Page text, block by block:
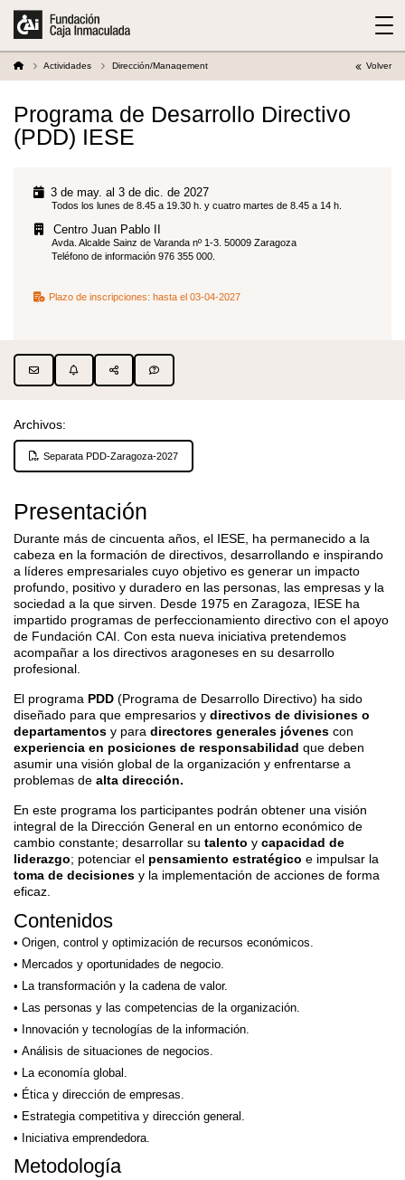
Actividades Dirección/Management Volver
Programa de Desarrollo Directivo
(PDD) IESE
3 de may. al 3 de dic. de 2027
Todos los lunes de 8.45 a 19.30 h. y cuatro martes de 8.45 a 14 h.
Centro Juan Pablo II
Avda. Alcalde Sainz de Varanda nº 1-3. 50009 Zaragoza
Teléfono de información 976 355 000.
Plazo de inscripciones: hasta el 03-04-2027
Archivos:
Separata PDD-Zaragoza-2027
Presentación
Durante más de cincuenta años, el IESE, ha permanecido a la
cabeza en la formación de directivos, desarrollando e inspirando
a líderes empresariales cuyo objetivo es generar un impacto
profundo, positivo y duradero en las personas, las empresas y la
sociedad a la que sirven. Desde 1975 en Zaragoza, IESE ha
impartido programas de perfeccionamiento directivo con el apoyo
de Fundación CAI. Con esta nueva iniciativa pretendemos
acompañar a los directivos aragoneses en su desarrollo
profesional.
El programa PDD (Programa de Desarrollo Directivo) ha sido
diseñado para que empresarios y directivos de divisiones o
departamentos y para directores generales jóvenes con
experiencia en posiciones de responsabilidad que deben
asumir una visión global de la organización y enfrentarse a
problemas de alta dirección.
En este programa los participantes podrán obtener una visión
integral de la Dirección General en un entorno económico de
cambio constante; desarrollar su talento y capacidad de
liderazgo; potenciar el pensamiento estratégico e impulsar la
toma de decisiones y la implementación de acciones de forma
eficaz.
Contenidos
Origen, control y optimización de recursos económicos.
Mercados y oportunidades de negocio.
La transformación y la cadena de valor.
Las personas y las competencias de la organización.
Innovación y tecnologías de la información.
Análisis de situaciones de negocios.
La economía global.
Ética y dirección de empresas.
Estrategia competitiva y dirección general.
Iniciativa emprendedora.
Metodología